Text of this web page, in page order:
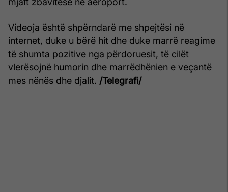
Videoja është shpërndarë me shpejtësi në
internet, duke u bërë hit dhe duke marrë reagime
të shumta pozitive nga përdoruesit, të cilët
vlerësojnë humorin dhe marrëdhënien e veçantë
mes nënës dhe djalit. /Telegrafi/